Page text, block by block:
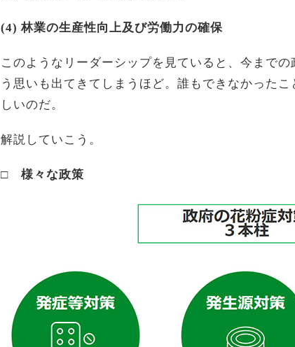
(4) 林業の生産性向上及び労働力の確保
このようなリーダーシップを見ていると、今まで
う思いも出てきてしまうほど。誰もできなかった
しいのだ。
解説していこう。
□ 様々な政策